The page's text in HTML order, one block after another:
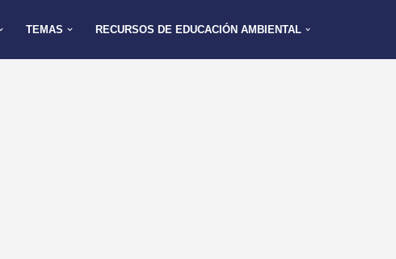
TEMAS RECURSOS DE EDUCACIÓN AMBIENTAL